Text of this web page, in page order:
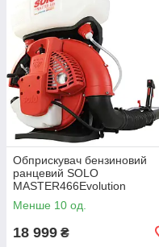
Обприскувач бензиновий
ранцевий SOLO
MASTER466Evolution
Менше 10 од.
18 999 ₴